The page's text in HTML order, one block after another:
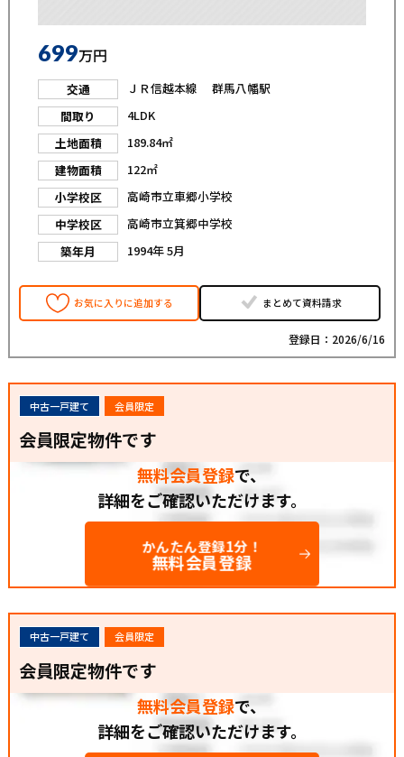
699万円
交通
ＪＲ信越本線 群馬八幡駅
間取り
4LDK
土地面積
189.84㎡
建物面積
122㎡
小学校区
高崎市立車郷小学校
中学校区
高崎市立箕郷中学校
築年月
1994年 5月
お気に入りに追加する まとめて資料請求
登録日：2026/6/16
中古一戸建て 会員限定
会員限定物件です
無料会員登録で、
詳細をご確認いただけます。
かんたん登録1分！
無料会員登録
中古一戸建て 会員限定
会員限定物件です
無料会員登録で、
詳細をご確認いただけます。